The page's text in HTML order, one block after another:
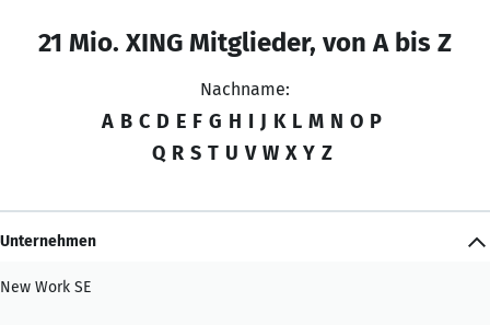
21 Mio. XING Mitglieder, von A bis Z
Nachname:
A B C D E F G H I J K L M N O P
Q R S T U V W X Y Z
Unternehmen
New Work SE